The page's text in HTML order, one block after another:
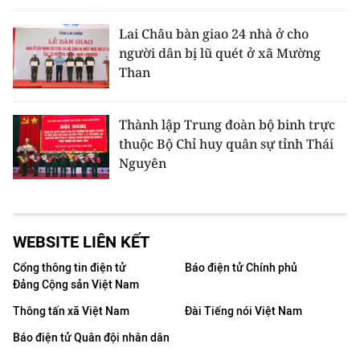
Lai Châu bàn giao 24 nhà ở cho
người dân bị lũ quét ở xã Mường
Than
Thành lập Trung đoàn bộ binh trực
thuộc Bộ Chỉ huy quân sự tỉnh Thái
Nguyên
WEBSITE LIÊN KẾT
Cổng thông tin điện tử
Đảng Cộng sản Việt Nam
Báo điện tử Chính phủ
Thông tấn xã Việt Nam
Đài Tiếng nói Việt Nam
Báo điện tử Quân đội nhân dân